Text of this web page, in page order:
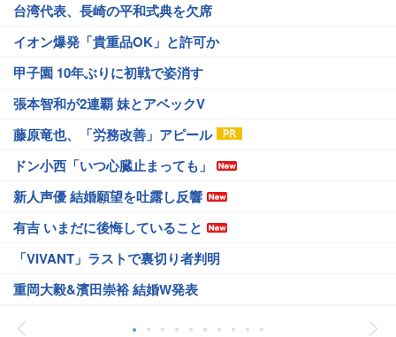
台湾代表、長崎の平和式典を欠席
イオン爆発「貴重品OK」と許可か
甲子園 10年ぶりに初戦で姿消す
張本智和が2連覇 妹とアベックV
藤原竜也、「労務改善」アピール
ドン小西「いつ心臓止まっても」
新人声優 結婚願望を吐露し反響
有吉 いまだに後悔していること
「VIVANT」ラストで裏切り者判明
重岡大毅&濱田崇裕 結婚W発表